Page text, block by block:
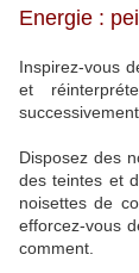
Energie :
Inspirez-vous
et
Disposez des
des teintes et
noisettes de
efforcez-vous
comment.